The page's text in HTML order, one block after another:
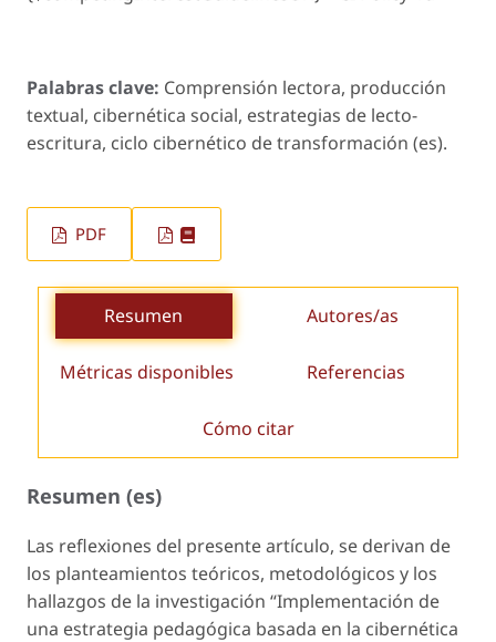
Palabras clave: Comprensión lectora, producción
textual, cibernética social, estrategias de lecto-
escritura, ciclo cibernético de transformación (es).
PDF
Resumen Autores/as
Métricas disponibles Referencias
Cómo citar
Resumen (es)
Las reflexiones del presente artículo, se derivan de
los planteamientos teóricos, metodológicos y los
hallazgos de la investigación “Implementación de
una estrategia pedagógica basada en la cibernética